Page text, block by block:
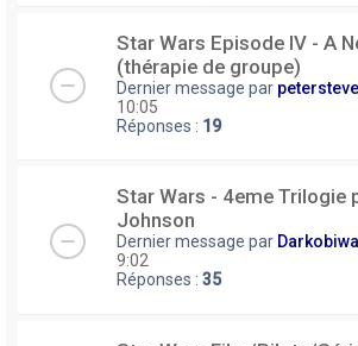
Star Wars Episode IV - A
(thérapie de groupe)
Dernier message par
10:05
Réponses : 19
Star Wars - 4eme Trilogie
Johnson
Dernier message par
9:02
Réponses : 35